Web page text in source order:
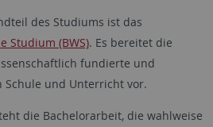
des Studiums ist das
Studium (BWS). Es bereitet die
fundierte und
Schule und Unterricht vor.
die Bachelorarbeit, die wahlweise